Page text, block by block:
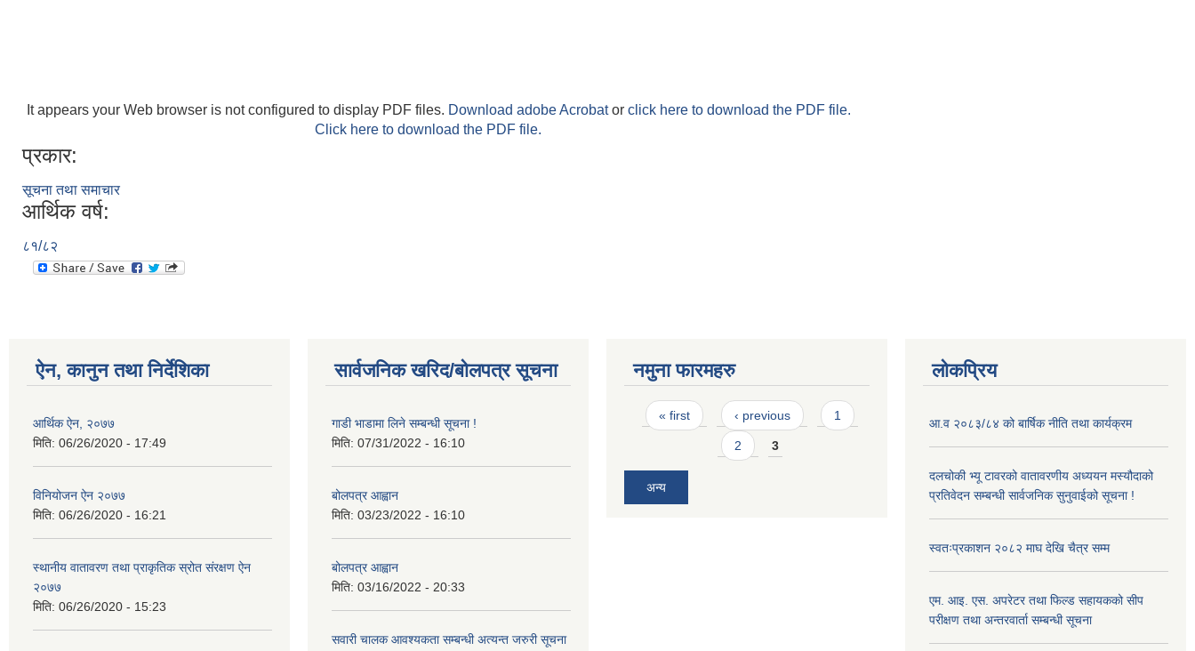
It appears your Web browser is not configured to display PDF files. Download adobe Acrobator click here to download the PDF file.
Click here to download the PDF file.
प्रकार:
सूचना तथा समाचार
आर्थिक वर्ष:
८१/८२
ऐन, कानुन तथा निर्देशिका
आर्थिक ऐन, २०७७
मिति: 06/26/2020 - 17:49
विनियोजन ऐन २०७७
मिति: 06/26/2020 - 16:21
स्थानीय वातावरण तथा प्राकृतिक स्रोत संरक्षण ऐन
२०७७
मिति: 06/26/2020 - 15:23
सार्वजनिक खरिद/बोलपत्र सूचना
गाडी भाडामा लिने सम्बन्धी सूचना !
मिति: 07/31/2022 - 16:10
बोलपत्र आह्वान
मिति: 03/23/2022 - 16:10
बोलपत्र आह्वान
मिति: 03/16/2022 - 20:33
सवारी चालक आवश्यकता सम्बन्धी अत्यन्त जरुरी सूचना
नमुना फारमहरु
Pages
« first ‹ previous 1
2 3
अन्य
लोकप्रिय
आ.व २०८३/८४ को बार्षिक नीति तथा कार्यक्रम
दलचोकी भ्यू टावरको वातावरणीय अध्ययन मस्यौदाको
प्रतिवेदन सम्बन्धी सार्वजनिक सुनुवाईको सूचना !
स्वतःप्रकाशन २०८२ माघ देखि चैत्र सम्म
एम. आइ. एस. अपरेटर तथा फिल्ड सहायकको सीप
परीक्षण तथा अन्तरवार्ता सम्बन्धी सूचना